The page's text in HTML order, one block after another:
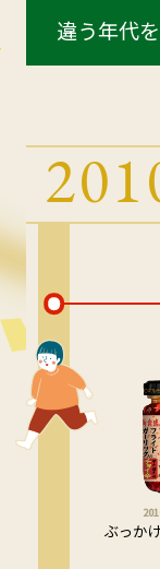
違う年代
ぶっか